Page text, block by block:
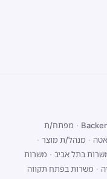
· מפתח/ת
· מנהל/ת מוצר ·
בתל אביב · משרות
· משרות בפתח תקווה